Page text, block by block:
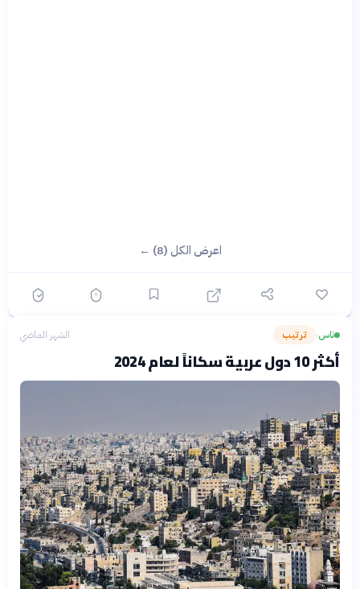
اعرض الكل (8) ←
ناس› ترتيب الشهر الماضي
أكثر 10 دول عربية سكاناً لعام 2024